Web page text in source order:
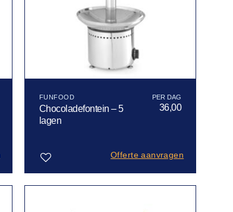
FUNFOOD
Chocoladefontein – 5
lagen
36,00
Offerte aanvragen